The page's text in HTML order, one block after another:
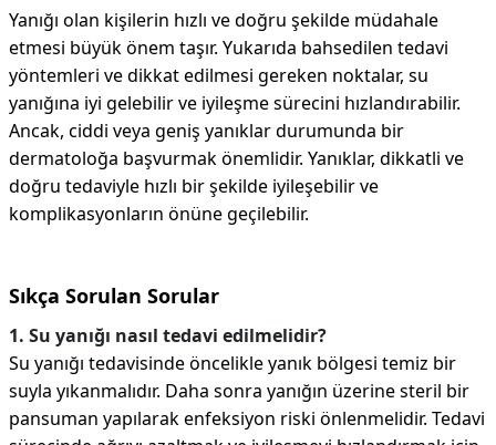
Yanığı olan kişilerin hızlı ve doğru şekilde müdahale
etmesi büyük önem taşır. Yukarıda bahsedilen tedavi
yöntemleri ve dikkat edilmesi gereken noktalar, su
yanığına iyi gelebilir ve iyileşme sürecini hızlandırabilir.
Ancak, ciddi veya geniş yanıklar durumunda bir
dermatoloğa başvurmak önemlidir. Yanıklar, dikkatli ve
doğru tedaviyle hızlı bir şekilde iyileşebilir ve
komplikasyonların önüne geçilebilir.
Sıkça Sorulan Sorular
1. Su yanığı nasıl tedavi edilmelidir?
Su yanığı tedavisinde öncelikle yanık bölgesi temiz bir
suyla yıkanmalıdır. Daha sonra yanığın üzerine steril bir
pansuman yapılarak enfeksiyon riski önlenmelidir. Tedavi